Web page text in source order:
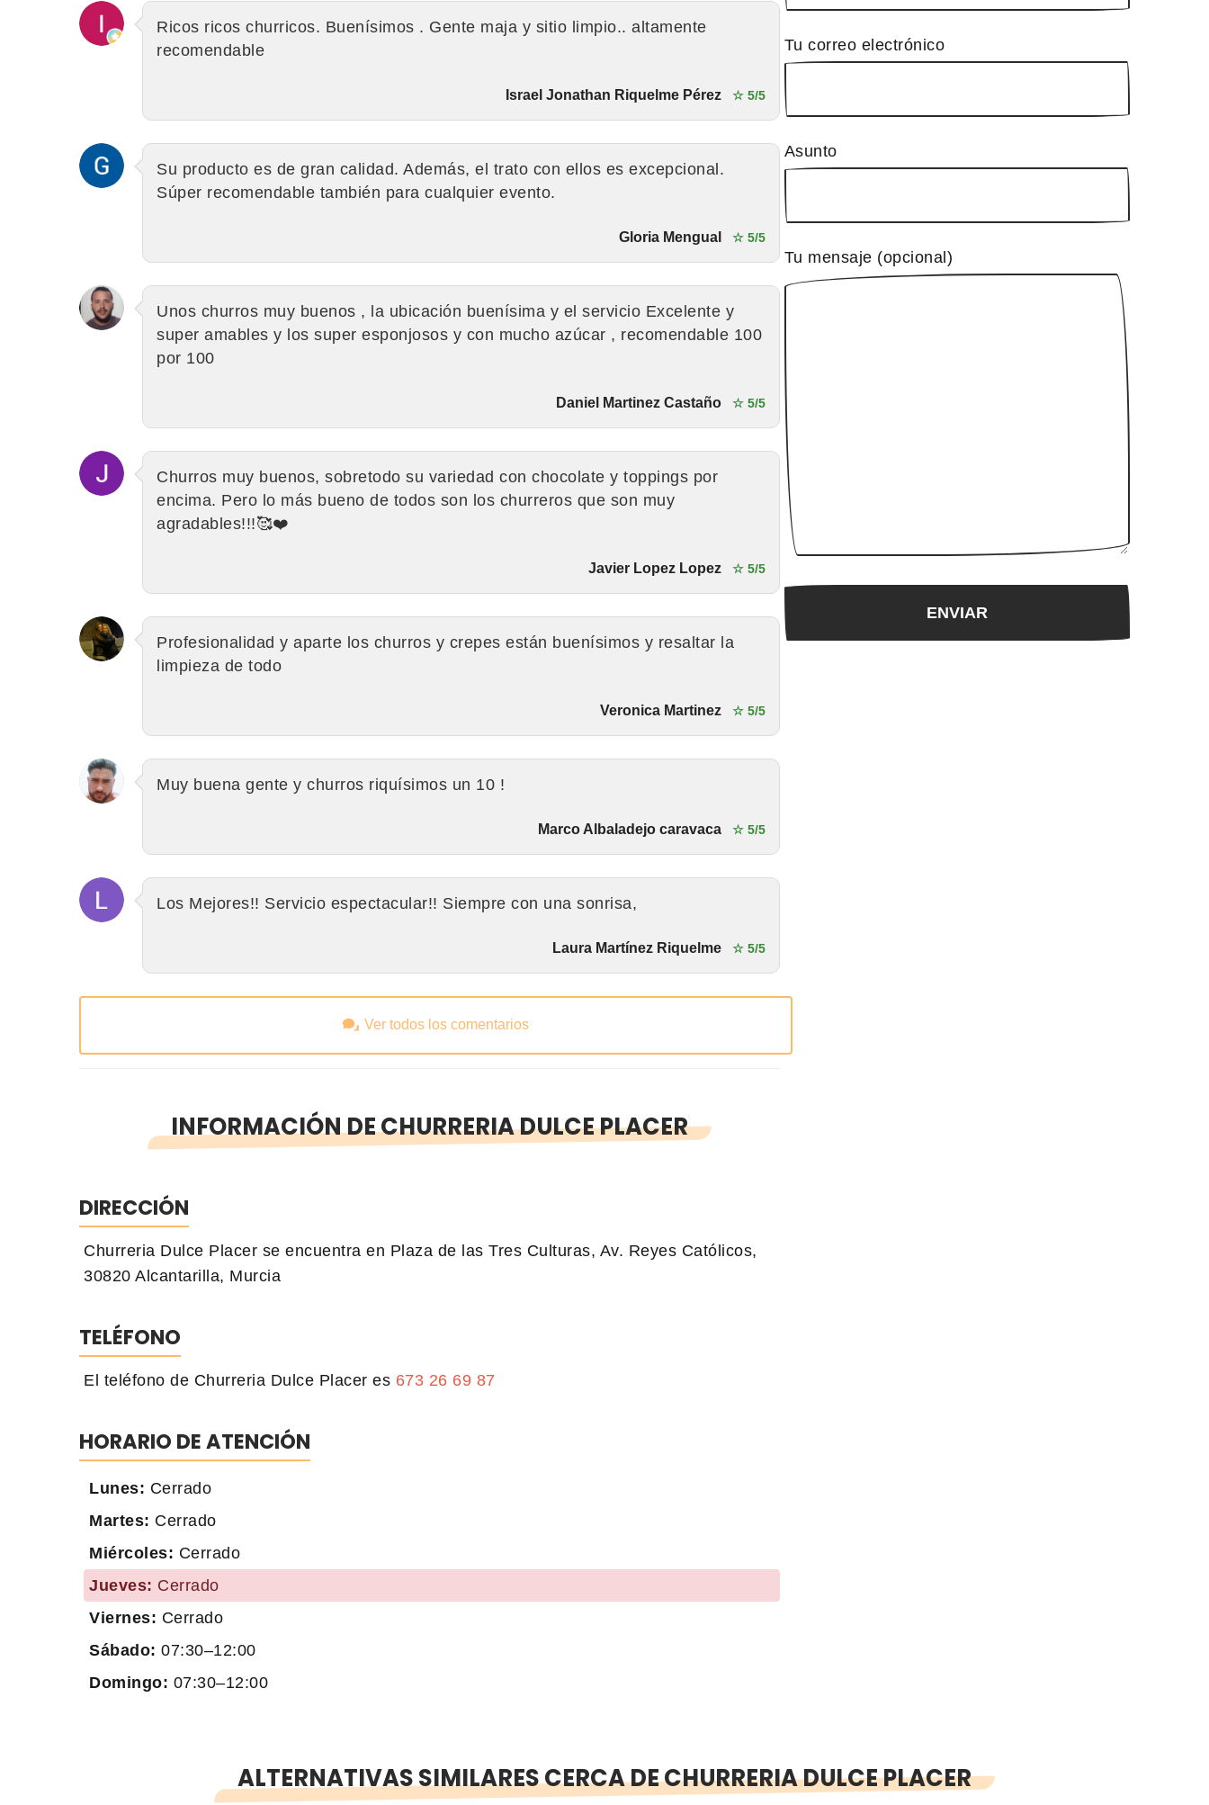
Ricos ricos churricos. Buenísimos . Gente maja y sitio limpio.. altamente
recomendable
Israel Jonathan Riquelme Pérez ☆ 5/5
Su producto es de gran calidad. Además, el trato con ellos es excepcional.
Súper recomendable también para cualquier evento.
Gloria Mengual ☆ 5/5
Unos churros muy buenos , la ubicación buenísima y el servicio Excelente y
super amables y los super esponjosos y con mucho azúcar , recomendable 100
por 100
Daniel Martinez Castaño ☆ 5/5
Churros muy buenos, sobretodo su variedad con chocolate y toppings por
encima. Pero lo más bueno de todos son los churreros que son muy
agradables!!!🥰❤️
Javier Lopez Lopez ☆ 5/5
Profesionalidad y aparte los churros y crepes están buenísimos y resaltar la
limpieza de todo
Veronica Martinez ☆ 5/5
Muy buena gente y churros riquísimos un 10 !
Marco Albaladejo caravaca ☆ 5/5
Los Mejores!! Servicio espectacular!! Siempre con una sonrisa,
Laura Martínez Riquelme ☆ 5/5
Ver todos los comentarios
INFORMACIÓN DE CHURRERIA DULCE PLACER
DIRECCIÓN
Churreria Dulce Placer se encuentra en Plaza de las Tres Culturas, Av. Reyes Católicos,
30820 Alcantarilla, Murcia
TELÉFONO
El teléfono de Churreria Dulce Placer es 673 26 69 87
HORARIO DE ATENCIÓN
Lunes: Cerrado
Martes: Cerrado
Miércoles: Cerrado
Jueves: Cerrado
Viernes: Cerrado
Sábado: 07:30–12:00
Domingo: 07:30–12:00
Tu correo electrónico
Asunto
Tu mensaje (opcional)
ALTERNATIVAS SIMILARES CERCA DE CHURRERIA DULCE PLACER